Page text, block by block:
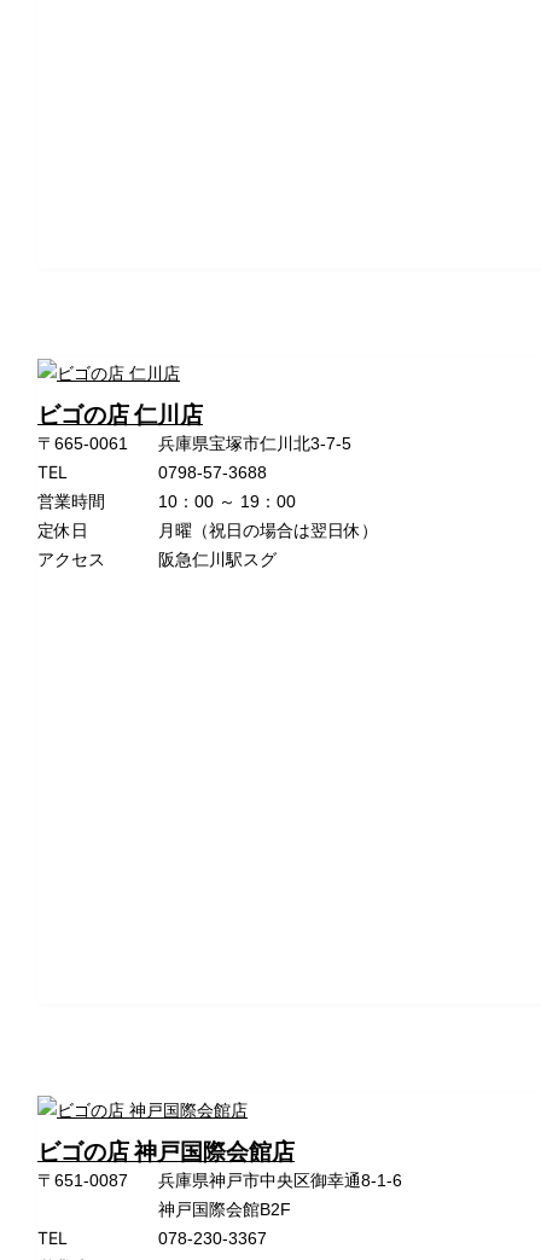
ビゴの店 仁川店
〒665-0061 兵庫県宝塚市仁川北3-7-5
TEL 0798-57-3688
営業時間 10：00 ～ 19：00
定休日 月曜（祝日の場合は翌日休）
アクセス 阪急仁川駅スグ
ビゴの店 神戸国際会館店
〒651-0087
兵庫県神戸市中央区御幸通8-1-6
神戸国際会館B2F
TEL 078-230-3367